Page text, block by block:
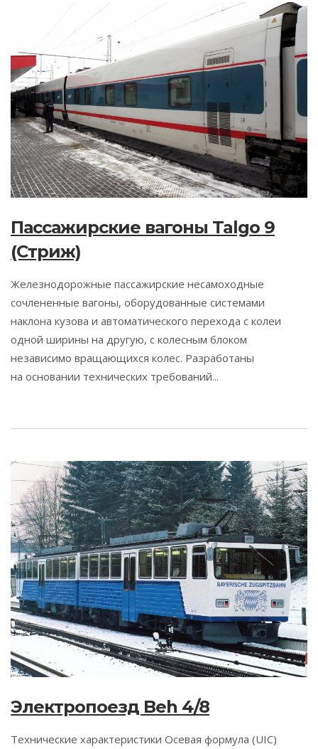
Пассажирские вагоны Talgo 9
(Стриж)
Железнодорожные пассажирские несамоходные
сочлененные вагоны, оборудованные системами
наклона кузова и автоматического перехода с колеи
одной ширины на другую, с колесным блоком
независимо вращающихся колес. Разработаны
на основании технических требований...
Электропоезд Beh 4/8
Технические характеристики Осевая формула (UIC)